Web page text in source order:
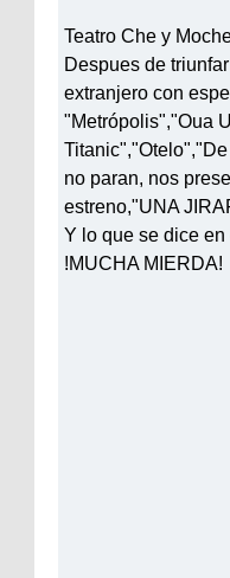
Teatro Che y
Despues de
extranjero con
"Metrópolis","Oua
no paran, nos
estreno,"UNA
Y lo que se dice en
!MUCHA MIERDA!